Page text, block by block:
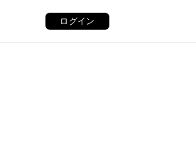
ログイン